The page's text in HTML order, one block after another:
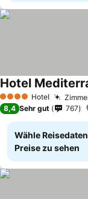
4 Sterne Hotel
Hotel
8,4 Sehr gut 767
Wähle
Preise zu sehen